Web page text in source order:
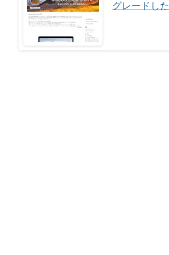
グレードした